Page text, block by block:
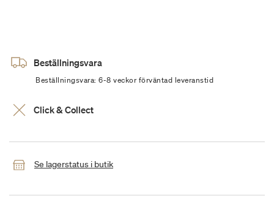
Beställningsvara
Beställningsvara: 6-8 veckor förväntad leveranstid
Click & Collect
Se lagerstatus i butik